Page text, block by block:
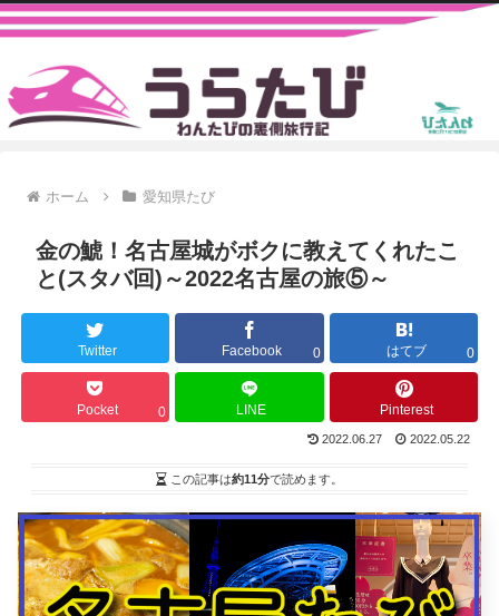
ホーム 愛知県たび
金の鯱！名古屋城がボクに教えてくれたこ
と(スタバ回)～2022名古屋の旅⑤～
Twitter Facebook 0 はてブ 0
Pocket 0 LINE Pinterest
2022.06.27 2022.05.22
この記事は約11分で読めます。